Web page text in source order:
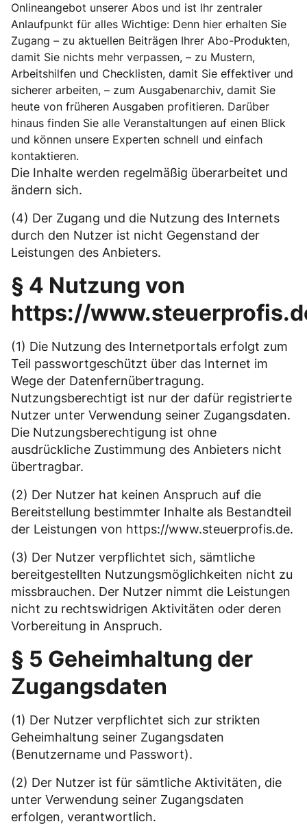
Onlineangebot unserer Abos und ist Ihr zentraler
Anlaufpunkt für alles Wichtige: Denn hier erhalten Sie
Zugang – zu aktuellen Beiträgen Ihrer Abo-Produkten,
damit Sie nichts mehr verpassen, – zu Mustern,
Arbeitshilfen und Checklisten, damit Sie effektiver und
sicherer arbeiten, – zum Ausgabenarchiv, damit Sie
heute von früheren Ausgaben profitieren. Darüber
hinaus finden Sie alle Veranstaltungen auf einen Blick
und können unsere Experten schnell und einfach
kontaktieren.
Die Inhalte werden regelmäßig überarbeitet und
ändern sich.
(4) Der Zugang und die Nutzung des Internets
durch den Nutzer ist nicht Gegenstand der
Leistungen des Anbieters.
§ 4 Nutzung von
https://
(1) Die Nutzung des Internetportals erfolgt zum
Teil passwortgeschützt über das Internet im
Wege der Datenfernübertragung.
Nutzungsberechtigt ist nur der dafür registrierte
Nutzer unter Verwendung seiner Zugangsdaten.
Die Nutzungsberechtigung ist ohne
ausdrückliche Zustimmung des Anbieters nicht
übertragbar.
(2) Der Nutzer hat keinen Anspruch auf die
Bereitstellung bestimmter Inhalte als Bestandteil
der Leistungen von https://www.steuerprofis.de.
(3) Der Nutzer verpflichtet sich, sämtliche
bereitgestellten Nutzungsmöglichkeiten nicht zu
missbrauchen. Der Nutzer nimmt die Leistungen
nicht zu rechtswidrigen Aktivitäten oder deren
Vorbereitung in Anspruch.
§ 5 Geheimhaltung der
Zugangsdaten
(1) Der Nutzer verpflichtet sich zur strikten
Geheimhaltung seiner Zugangsdaten
(Benutzername und Passwort).
(2) Der Nutzer ist für sämtliche Aktivitäten, die
unter Verwendung seiner Zugangsdaten
erfolgen, verantwortlich.